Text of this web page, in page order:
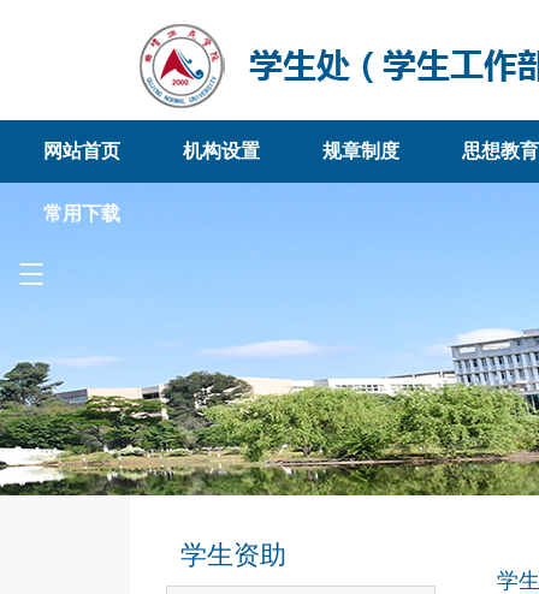
网站首页 机构设置 规章制度 思想教育
常用下载
学生资助
学